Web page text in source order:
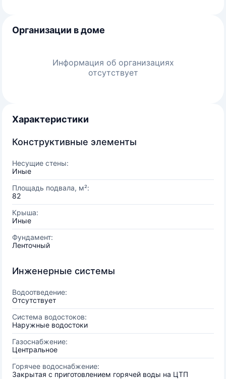
Организации в доме
Информация об организациях
отсутствует
Характеристики
Конструктивные элементы
Несущие стены:
Иные
Площадь подвала, м²:
82
Крыша:
Иные
Фундамент:
Ленточный
Инженерные системы
Водоотведение:
Отсутствует
Система водостоков:
Наружные водостоки
Газоснабжение:
Центральное
Горячее водоснабжение:
Закрытая с приготовлением горячей воды на ЦТП